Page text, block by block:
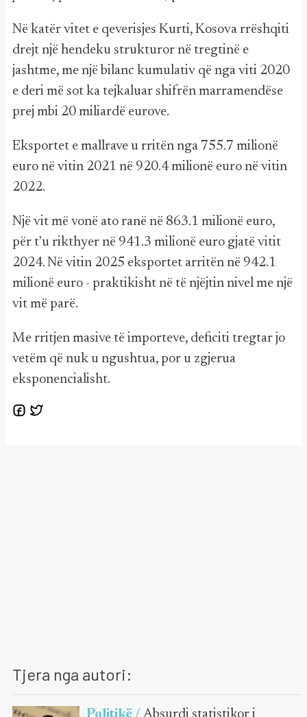
Në katër vitet e qeverisjes Kurti, Kosova rrëshqiti
drejt një hendeku strukturor në tregtinë e
jashtme, me një bilanc kumulativ që nga viti 2020
e deri më sot ka tejkaluar shifrën marramendëse
prej mbi 20 miliardë eurove.
Eksportet e mallrave u rritën nga 755.7 milionë
euro në vitin 2021 në 920.4 milionë euro në vitin
2022.
Një vit më vonë ato ranë në 863.1 milionë euro,
për t'u rikthyer në 941.3 milionë euro gjatë vitit
2024. Në vitin 2025 eksportet arritën në 942.1
milionë euro - praktikisht në të njëjtin nivel me një
vit më parë.
Me rritjen masive të importeve, deficiti tregtar jo
vetëm që nuk u ngushtua, por u zgjerua
eksponencialisht.
Tjera nga autori:
Politikë / Absurdi statistikor i